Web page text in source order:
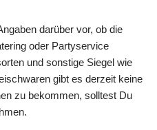
darüber vor, ob die
oder Partyservice
und sonstige Siegel wie
gibt es derzeit keine
zu bekommen, solltest Du